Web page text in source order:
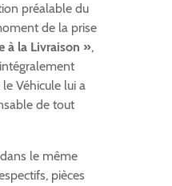
préalable du
de la prise
à la Livraison »,
Véhicule lui a
de tout
le même
pièces